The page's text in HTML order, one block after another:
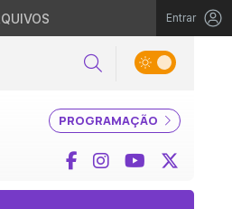
Entrar
Pesquisar
PROGRAMAÇÃO
Facebook
InstagramYouTube